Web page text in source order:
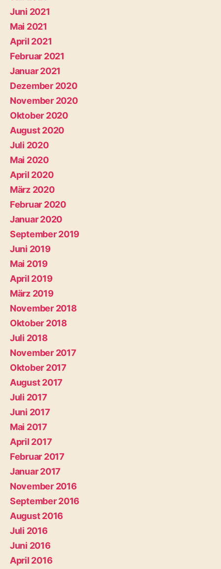
Juni 2021
Mai 2021
April 2021
Februar 2021
Januar 2021
Dezember 2020
November 2020
Oktober 2020
August 2020
Juli 2020
Mai 2020
April 2020
März 2020
Februar 2020
Januar 2020
September 2019
Juni 2019
Mai 2019
April 2019
März 2019
November 2018
Oktober 2018
Juli 2018
November 2017
Oktober 2017
August 2017
Juli 2017
Juni 2017
Mai 2017
April 2017
Februar 2017
Januar 2017
November 2016
September 2016
August 2016
Juli 2016
Juni 2016
April 2016